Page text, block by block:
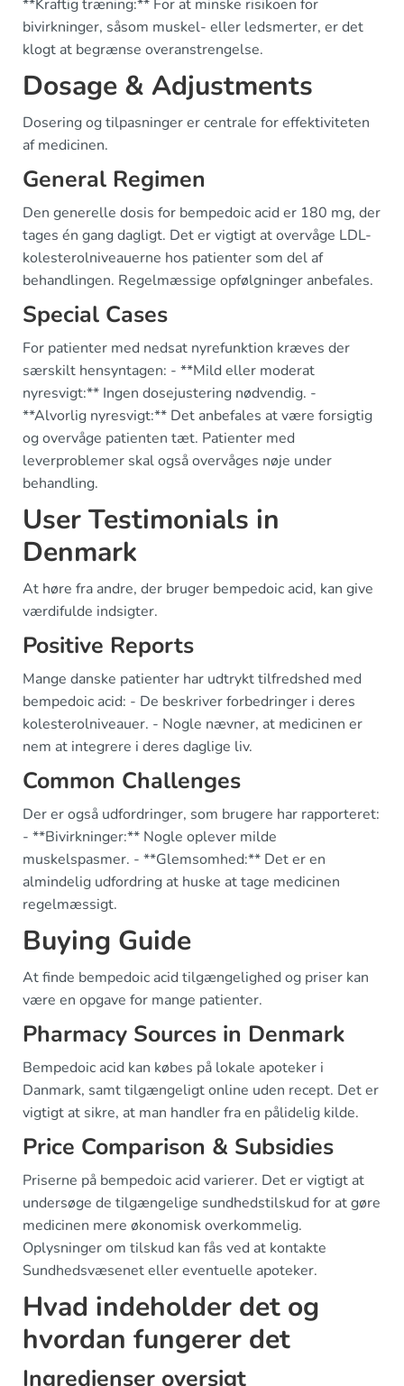
**Kraftig træning:** For at minske risikoen for
bivirkninger, såsom muskel- eller ledsmerter, er det
klogt at begrænse overanstrengelse.
Dosage & Adjustments
Dosering og tilpasninger er centrale for effektiviteten
af medicinen.
General Regimen
Den generelle dosis for bempedoic acid er 180 mg, der
tages én gang dagligt. Det er vigtigt at overvåge LDL-
kolesterolniveauerne hos patienter som del af
behandlingen. Regelmæssige opfølgninger anbefales.
Special Cases
For patienter med nedsat nyrefunktion kræves der
særskilt hensyntagen: - **Mild eller moderat
nyresvigt:** Ingen dosejustering nødvendig. -
**Alvorlig nyresvigt:** Det anbefales at være forsigtig
og overvåge patienten tæt. Patienter med
leverproblemer skal også overvåges nøje under
behandling.
User Testimonials in
Denmark
At høre fra andre, der bruger bempedoic acid, kan give
værdifulde indsigter.
Positive Reports
Mange danske patienter har udtrykt tilfredshed med
bempedoic acid: - De beskriver forbedringer i deres
kolesterolniveauer. - Nogle nævner, at medicinen er
nem at integrere i deres daglige liv.
Common Challenges
Der er også udfordringer, som brugere har rapporteret:
- **Bivirkninger:** Nogle oplever milde
muskelspasmer. - **Glemsomhed:** Det er en
almindelig udfordring at huske at tage medicinen
regelmæssigt.
Buying Guide
At finde bempedoic acid tilgængelighed og priser kan
være en opgave for mange patienter.
Pharmacy Sources in Denmark
Bempedoic acid kan købes på lokale apoteker i
Danmark, samt tilgængeligt online uden recept. Det er
vigtigt at sikre, at man handler fra en pålidelig kilde.
Price Comparison & Subsidies
Priserne på bempedoic acid varierer. Det er vigtigt at
undersøge de tilgængelige sundhedstilskud for at gøre
medicinen mere økonomisk overkommelig.
Oplysninger om tilskud kan fås ved at kontakte
Sundhedsvæsenet eller eventuelle apoteker.
Hvad indeholder det og
hvordan fungerer det
Ingredienser oversigt